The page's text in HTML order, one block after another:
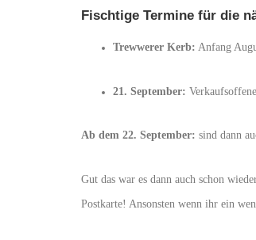
Fischtige Termine für die
Trewwerer Kerb: Anfang
21. September:
Ab dem 22. September: sind dann
Gut das war es dann auch schon
Postkarte! Ansonsten wenn ihr ein